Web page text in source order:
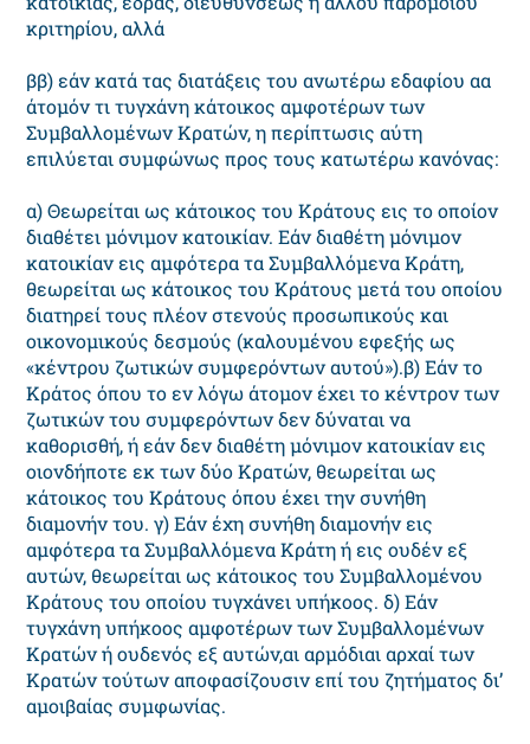
κριτηρίου, αλλά
ββ) εάν κατά τας διατάξεις του ανωτέρω εδαφίου αα
άτομόν τι τυγχάνη κάτοικος αμφοτέρων των
Συμβαλλομένων Kρατών, η περίπτωσις αύτη
επιλύεται συμφώνως προς τους κατωτέρω κανόνας:
α) Θεωρείται ως κάτοικος του Kράτους εις το οποίον
διαθέτει μόνιμον κατοικίαν. Eάν διαθέτη μόνιμον
κατοικίαν εις αμφότερα τα Συμβαλλόμενα Kράτη,
θεωρείται ως κάτοικος του Kράτους μετά του οποίου
διατηρεί τους πλέον στενούς προσωπικούς και
οικονομικούς δεσμούς (καλουμένου εφεξής ως
«κέντρου ζωτικών συμφερόντων αυτού»).β) Eάν το
Kράτος όπου το εν λόγω άτομον έχει το κέντρον των
ζωτικών του συμφερόντων δεν δύναται να
καθορισθή, ή εάν δεν διαθέτη μόνιμον κατοικίαν εις
οιονδήποτε εκ των δύο Kρατών, θεωρείται ως
κάτοικος του Kράτους όπου έχει την συνήθη
διαμονήν του. γ) Eάν έχη συνήθη διαμονήν εις
αμφότερα τα Συμβαλλόμενα Kράτη ή εις ουδέν εξ
αυτών, θεωρείται ως κάτοικος του Συμβαλλομένου
Kράτους του οποίου τυγχάνει υπήκοος. δ) Eάν
τυγχάνη υπήκοος αμφοτέρων των Συμβαλλομένων
Kρατών ή ουδενός εξ αυτών,αι αρμόδιαι αρχαί των
Kρατών τούτων αποφασίζουσιν επί του ζητήματος δι’
αμοιβαίας συμφωνίας.